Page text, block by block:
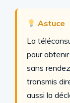
Astuce
La
pour
sans
transmis
aussi la